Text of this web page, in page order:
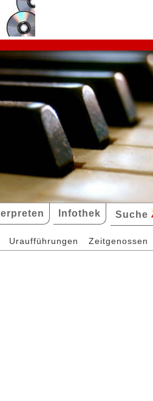
Infothek Suche
Uraufführungen Zeitgenossen